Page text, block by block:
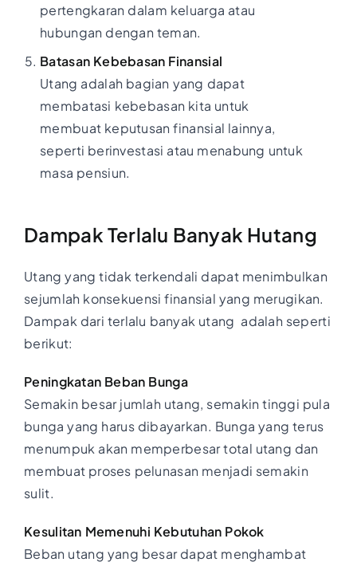
pertengkaran dalam keluarga atau
hubungan dengan teman.
Batasan Kebebasan Finansial
Utang adalah bagian yang dapat
membatasi kebebasan kita untuk
membuat keputusan finansial lainnya,
seperti berinvestasi atau menabung untuk
masa pensiun.
Dampak Terlalu Banyak Hutang
Utang yang tidak terkendali dapat menimbulkan
sejumlah konsekuensi finansial yang merugikan.
Dampak dari terlalu banyak utang adalah seperti
berikut:
Peningkatan Beban Bunga
Semakin besar jumlah utang, semakin tinggi pula
bunga yang harus dibayarkan. Bunga yang terus
menumpuk akan memperbesar total utang dan
membuat proses pelunasan menjadi semakin
sulit.
Kesulitan Memenuhi Kebutuhan Pokok
Beban utang yang besar dapat menghambat